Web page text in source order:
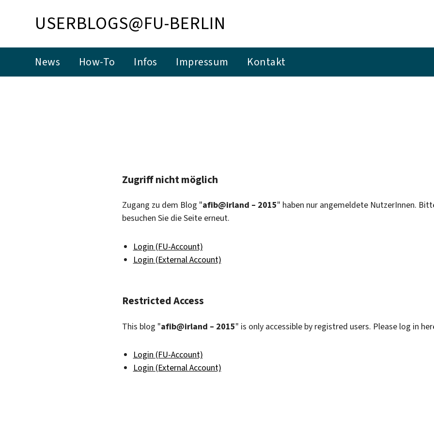
USERBLOGS@FU-BERLIN
News How-To Infos Impressum Kontakt
Zugriff nicht möglich
Zugang zu dem Blog "afib@irland – 2015" haben nur angemeldete NutzerInnen.
besuchen Sie die Seite erneut.
Login (FU-Account)
Login (External Account)
Restricted Access
This blog "afib@irland – 2015" is only accessible by registred users. Please log in
Login (FU-Account)
Login (External Account)